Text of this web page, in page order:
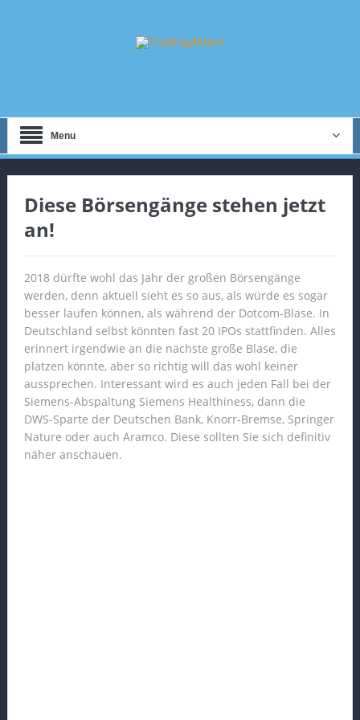
Menu
Diese Börsengänge stehen jetzt
an!
2018 dürfte wohl das Jahr der großen Börsengänge
werden, denn aktuell sieht es so aus, als würde es sogar
besser laufen können, als während der Dotcom-Blase. In
Deutschland selbst könnten fast 20 IPOs stattfinden. Alles
erinnert irgendwie an die nächste große Blase, die
platzen könnte, aber so richtig will das wohl keiner
aussprechen. Interessant wird es auch jeden Fall bei der
Siemens-Abspaltung Siemens Healthiness, dann die
DWS-Sparte der Deutschen Bank, Knorr-Bremse, Springer
Nature oder auch Aramco. Diese sollten Sie sich definitiv
näher anschauen.